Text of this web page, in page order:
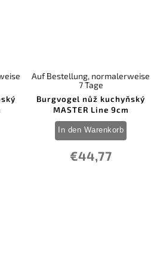
Burgvogel nůž kuchyňský
MASTER Line 9cm
Auf Bestellung, normalerweise
7 Tage
€44,77
In den Warenkorb